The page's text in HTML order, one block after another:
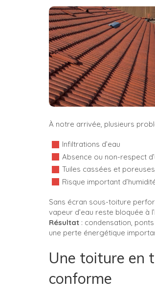
À notre arrivée, plusieurs
Infiltrations d’eau
Absence ou non-respect
Tuiles cassées et
Risque important
Sans écran sous-toiture
vapeur d’eau reste bloquée à
Résultat : condensation,
une perte énergétique
Une toiture en
conforme